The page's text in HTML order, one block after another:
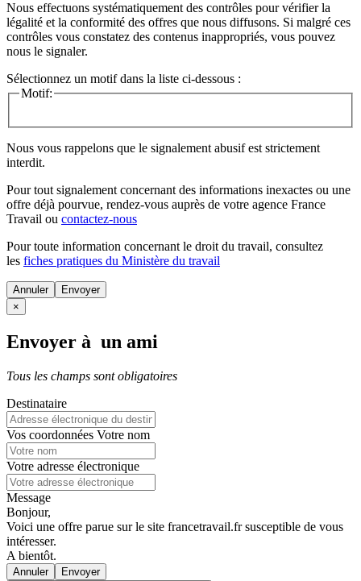
Nous effectuons systématiquement des contrôles pour vérifier la
légalité et la conformité des offres que nous diffusons. Si malgré ces
contrôles vous constatez des contenus inappropriés, vous pouvez
nous le signaler.
Sélectionnez un motif dans la liste ci-dessous :
Motif:
Nous vous rappelons que le signalement abusif est strictement
interdit.
Pour tout signalement concernant des informations inexactes ou une
offre déjà pourvue, rendez-vous auprès de votre agence France
Travail ou contactez-nous
Pour toute information concernant le droit du travail, consultez
les fiches pratiques du Ministère du travail
Annuler
×
Envoyer à un ami
Tous les champs sont obligatoires
Destinataire
Vos coordonnées Votre nom
Votre adresse électronique
Message
Bonjour,
Voici une offre parue sur le site francetravail.fr susceptible de vous
intéresser.
A bientôt.
Annuler